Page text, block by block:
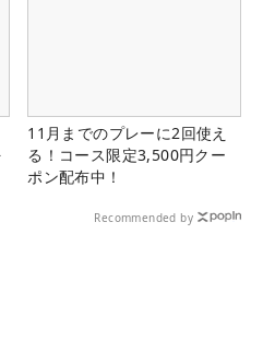
11月までのプレーに2回使え
る！コース限定3,500円クー
ポン配布中！
Recommended by